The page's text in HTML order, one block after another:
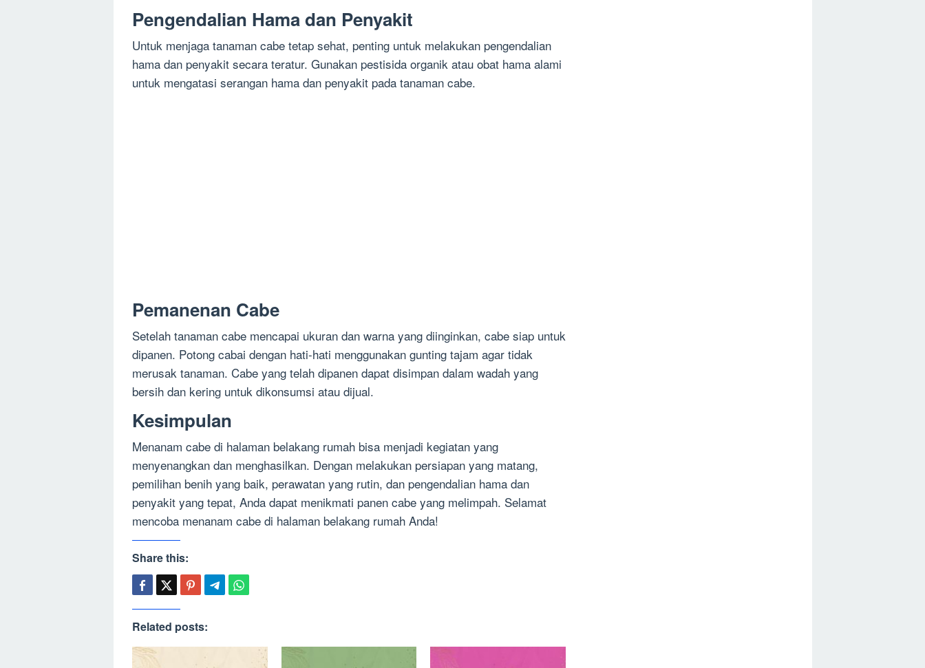
Pengendalian Hama dan Penyakit
Untuk menjaga tanaman cabe tetap sehat, penting untuk melakukan pengendalian
hama dan penyakit secara teratur. Gunakan pestisida organik atau obat hama alami
untuk mengatasi serangan hama dan penyakit pada tanaman cabe.
Pemanenan Cabe
Setelah tanaman cabe mencapai ukuran dan warna yang diinginkan, cabe siap untuk
dipanen. Potong cabai dengan hati-hati menggunakan gunting tajam agar tidak
merusak tanaman. Cabe yang telah dipanen dapat disimpan dalam wadah yang
bersih dan kering untuk dikonsumsi atau dijual.
Kesimpulan
Menanam cabe di halaman belakang rumah bisa menjadi kegiatan yang
menyenangkan dan menghasilkan. Dengan melakukan persiapan yang matang,
pemilihan benih yang baik, perawatan yang rutin, dan pengendalian hama dan
penyakit yang tepat, Anda dapat menikmati panen cabe yang melimpah. Selamat
mencoba menanam cabe di halaman belakang rumah Anda!
Share this:
Related posts: